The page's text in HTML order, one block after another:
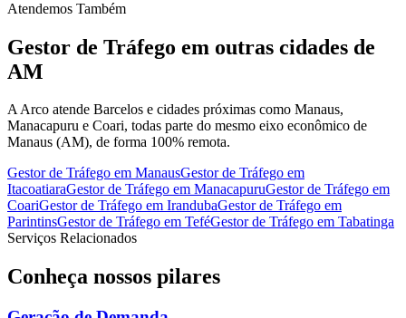
Atendemos Também
Gestor de Tráfego em outras cidades de
AM
A Arco atende Barcelos e cidades próximas como Manaus,
Manacapuru e Coari, todas parte do mesmo eixo econômico de
Manaus (AM), de forma 100% remota.
Gestor de Tráfego em ManausGestor de Tráfego em
ItacoatiaraGestor de Tráfego em ManacapuruGestor de Tráfego em
CoariGestor de Tráfego em IrandubaGestor de Tráfego em
ParintinsGestor de Tráfego em TeféGestor de Tráfego em Tabatinga
Serviços Relacionados
Conheça nossos pilares